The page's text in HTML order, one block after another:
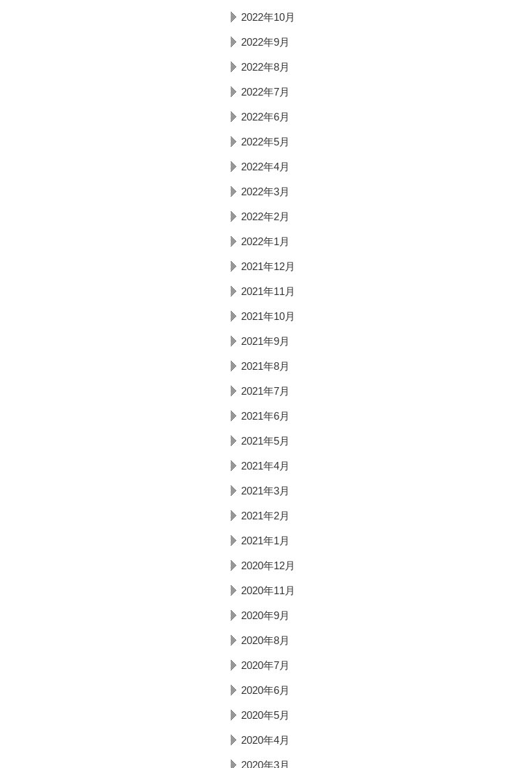
2022年10月
2022年9月
2022年8月
2022年7月
2022年6月
2022年5月
2022年4月
2022年3月
2022年2月
2022年1月
2021年12月
2021年11月
2021年10月
2021年9月
2021年8月
2021年7月
2021年6月
2021年5月
2021年4月
2021年3月
2021年2月
2021年1月
2020年12月
2020年11月
2020年9月
2020年8月
2020年7月
2020年6月
2020年5月
2020年4月
2020年3月